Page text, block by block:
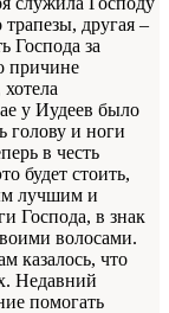
другая –
Господа за
причине
у Иудеев было
голову и ноги
в честь
будет стоить,
лучшим и
Господа, в знак
волосами.
казалось, что
Недавний
помогать